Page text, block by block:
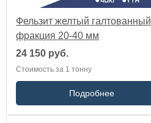
Фельзит желтый галтованный
фракция 20-40 мм
24 150 руб.
Стоимость за 1 тонну
Подробнее